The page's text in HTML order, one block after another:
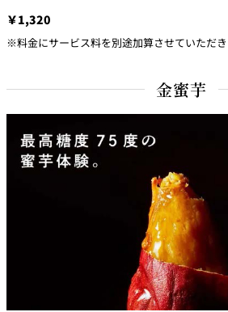
￥1,320
※料金にサービス料を別途加算させていただ
金蜜芋